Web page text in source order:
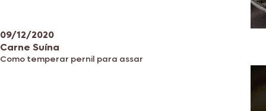
09/12/2020
Carne Suína
Como temperar pernil para assar